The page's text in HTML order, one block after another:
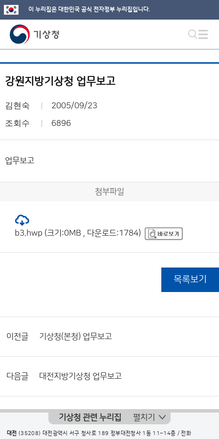
이 누리집은 대한민국 공식 전자정부 누리집입니다.
강원지방기상청 업무보고
김현숙 2005/09/23
조회수 6896
업무보고
첨부파일
b3.hwp (크기:0MB , 다운로드:1784)
목록보기
이전글 기상청(본청) 업무보고
다음글 대전지방기상청 업무보고
기상청 관련 누리집 펼치기
대전 (35208) 대전광역시 서구 청사로 189 정부대전청사 1동 11~14층 / 전화